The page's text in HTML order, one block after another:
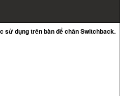
sử dụng trên bàn để chân Switchback.